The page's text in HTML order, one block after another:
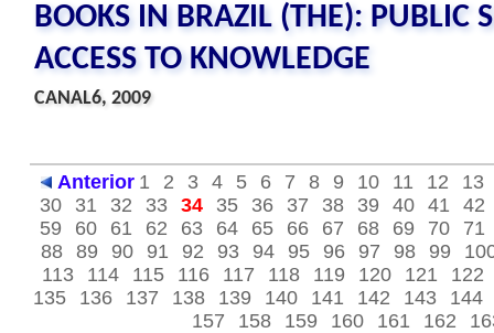
BOOKS IN BRAZIL (THE): PUBLIC
ACCESS TO KNOWLEDGE
CANAL6, 2009
Anterior 1 2 3 4 5 6 7 8 9 10 11 12
13
30
31 32 33 34 35 36 37 38 39 40 41
42
59
60 61 62 63 64 65 66 67 68 69 70
71
88 89 90 91 92 93 94 95 96 97 98 99
113
114 115 116 117 118 119 120 121
122
135
136 137 138 139 140 141 142 143
144
157
158 159 160 161 162